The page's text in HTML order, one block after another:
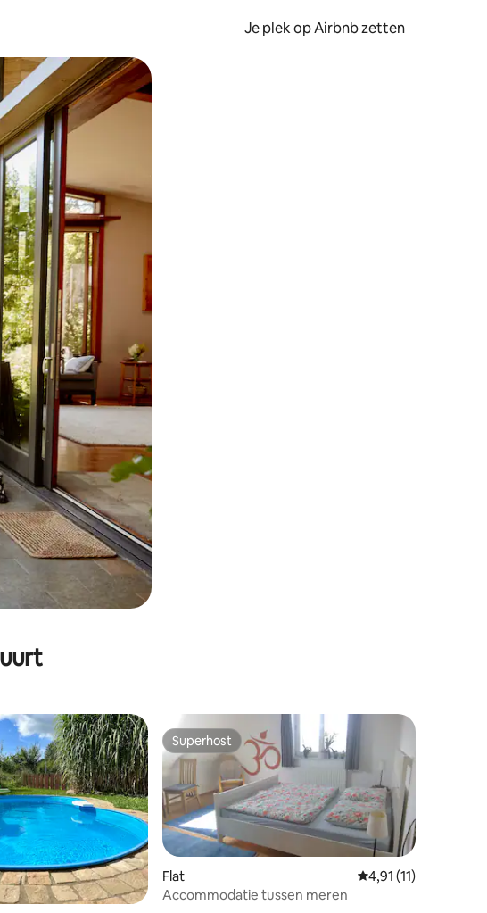
Je plek op Airbnb zetten
door te tikken of swipen.
Superhost
Superhost
Flat Gemiddelde
4,91 (11)
Accommodatie tussen meren